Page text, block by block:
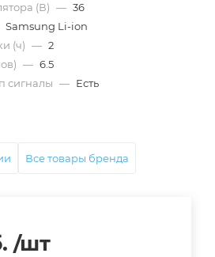
(В) — 36
Samsung Li-ion
(ч) — 2
— 6.5
сигналы — Есть
Все товары бренда
/шт